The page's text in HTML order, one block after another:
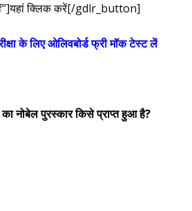
यहां क्लिक करें[/gdlr_button]
के लिए ओलिवबोर्ड फ्री मॉक टेस्ट लें
नोबेल पुरस्कार किसे प्राप्त हुआ है?